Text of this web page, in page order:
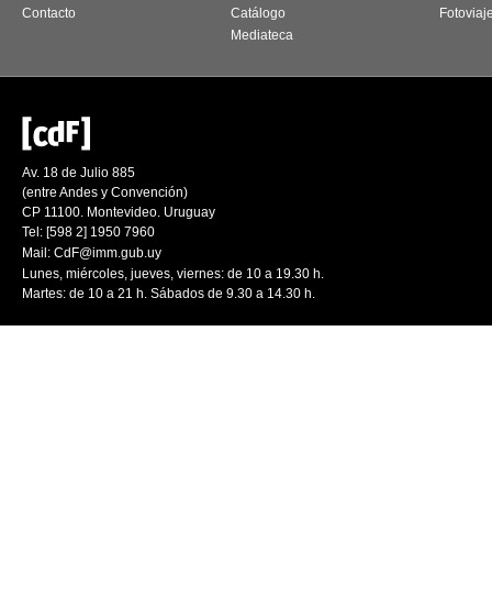
Contacto
Catálogo
Mediateca
Av. 18 de Julio 885
(entre Andes y Convención)
CP 11100. Montevideo. Uruguay
Tel: [598 2] 1950 7960
Mail: CdF@imm.gub.uy
Lunes, miércoles, jueves, viernes: de 10 a 19.30 h.
Martes: de 10 a 21 h. Sábados de 9.30 a 14.30 h.